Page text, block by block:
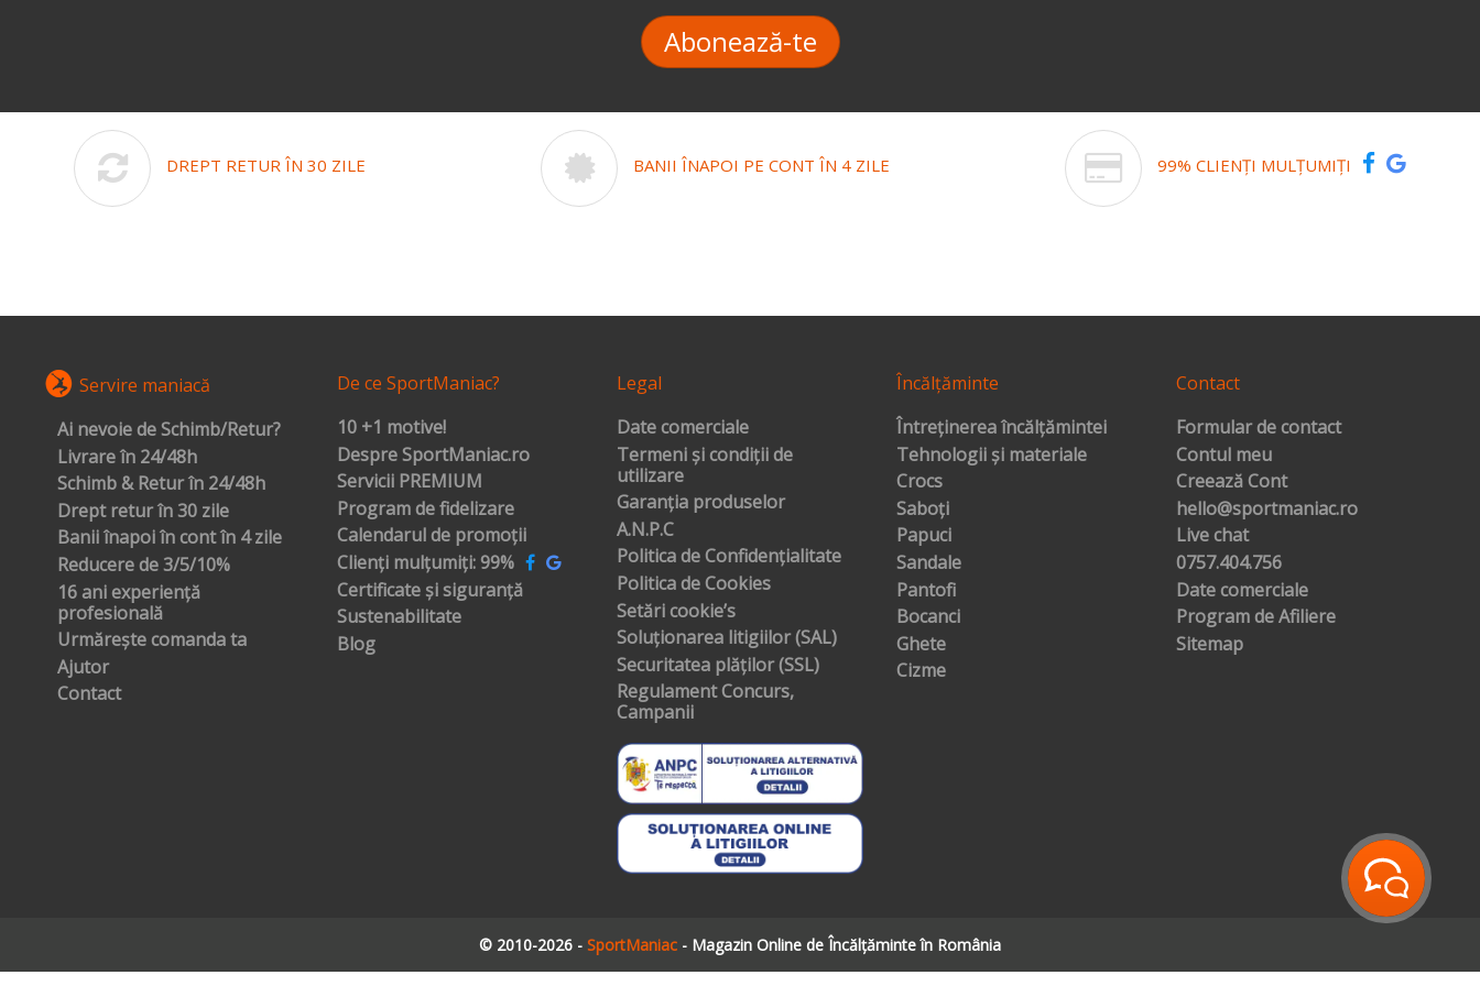
Abonează-te
DREPT RETUR ÎN 30 ZILE BANII ÎNAPOI PE CONT ÎN 4 ZILE 99% CLIENȚI MULȚUMIȚI
Servire maniacă
Ai nevoie de Schimb/Retur?
Livrare în 24/48h
Schimb & Retur în 24/48h
Drept retur în 30 zile
Banii înapoi în cont în 4 zile
Reducere de 3/5/10%
16 ani experiență
profesională
Urmărește comanda ta
Ajutor
Contact
De ce SportManiac?
10 +1 motive!
Despre SportManiac.ro
Servicii PREMIUM
Program de fidelizare
Calendarul de promoții
Clienți mulțumiți: 99%
Certificate și siguranță
Sustenabilitate
Blog
Legal
Date comerciale
Termeni și condiții de
utilizare
Garanția produselor
A.N.P.C
Politica de Confidențialitate
Politica de Cookies
Setări cookie’s
Soluționarea litigiilor (SAL)
Securitatea plăților (SSL)
Regulament Concurs,
Campanii
Încălțăminte
Întreținerea încălțămintei
Tehnologii și materiale
Crocs
Saboți
Papuci
Sandale
Pantofi
Bocanci
Ghete
Cizme
Contact
Formular de contact
Contul meu
Creează Cont
hello@sportmaniac.ro
Live chat
0757.404.756
Date comerciale
Program de Afiliere
Sitemap
© 2010-2026 - SportManiac - Magazin Online de Încălțăminte în România